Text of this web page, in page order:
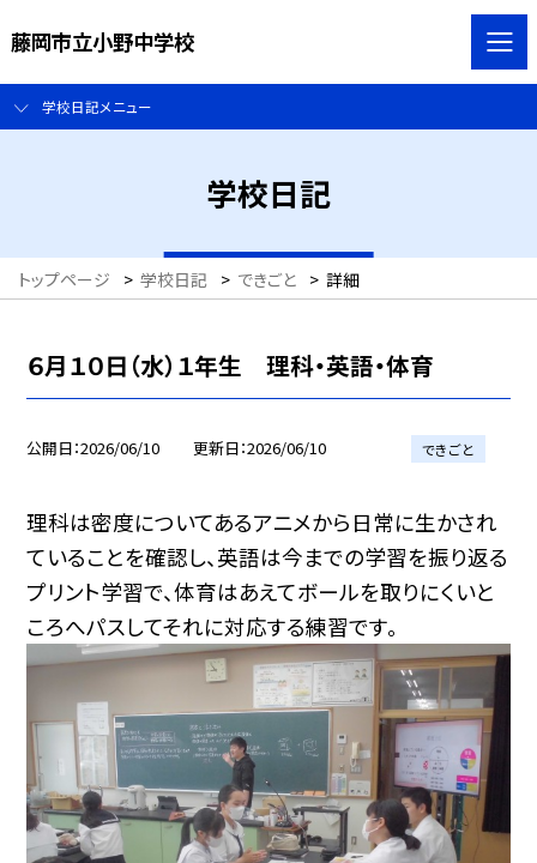
藤岡市立小野中学校
学校日記メニュー
学校日記
トップページ > 学校日記 > できごと > 詳細
６月１０日（水）１年生 理科・英語・体育
公開日 2026/06/10 更新日 2026/06/10 できごと
理科は密度についてあるアニメから日常に生かされ
ていることを確認し、英語は今までの学習を振り返る
プリント学習で、体育はあえてボールを取りにくいと
ころへパスしてそれに対応する練習です。